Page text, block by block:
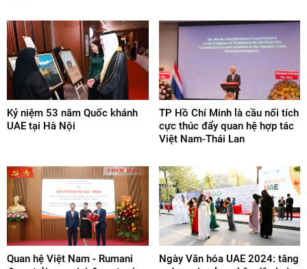
Kỷ niệm 53 năm Quốc khánh
UAE tại Hà Nội
TP Hồ Chí Minh là cầu nối tích
cực thúc đẩy quan hệ hợp tác
Việt Nam-Thái Lan
Quan hệ Việt Nam - Rumani
Ngày Văn hóa UAE 2024: tăng